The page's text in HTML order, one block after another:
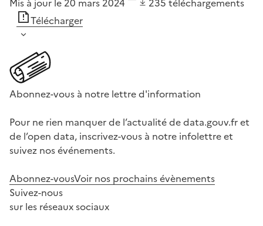
Mis à jour le 20 mars 2024 235 téléchargements
Télécharger
Abonnez-vous à notre lettre d'information
Pour ne rien manquer de l’actualité de data.gouv.fr et
de l’open data, inscrivez-vous à notre infolettre et
suivez nos événements.
Abonnez-vousVoir nos prochains évènements
Suivez-nous
sur les réseaux sociaux